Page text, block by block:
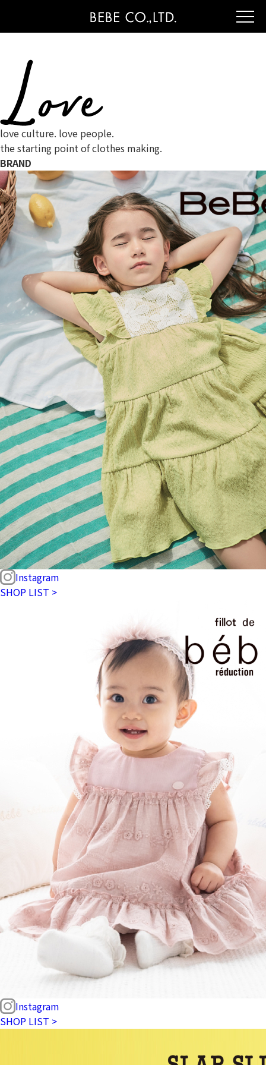
love culture. love people.
the starting point of clothes making.
BRAND
Instagram
SHOP LIST >
Instagram
SHOP LIST >